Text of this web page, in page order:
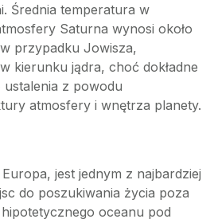
Średnia temperatura w
Saturna wynosi około
przypadku Jowisza,
kierunku jądra, choć dokładne
z powodu
atmosfery i wnętrza planety.
jest jednym z najbardziej
do poszukiwania życia poza
oceanu pod